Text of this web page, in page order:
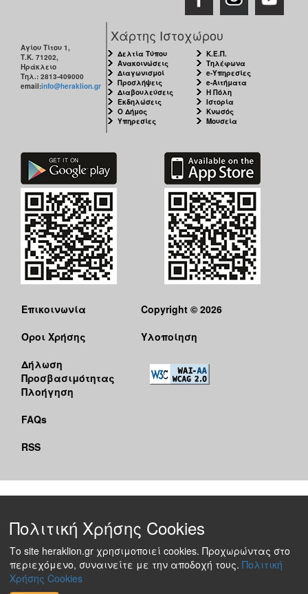
Αγίου Τίτου 1,
Τ.Κ. 71202,
Ηράκλειο
Τηλ.: 2813-409000
email:info@heraklion.gr
Χάρτης Ιστοχώρου
Δελτία Τύπου
Ανακοινώσεις
Διαγωνισμοί
Προσλήψεις
Διαβουλεύσεις
Εκδηλώσεις
Ο Δήμος
Υπηρεσίες
Κ.Ε.Π.
Τηλέφωνα
e-Υπηρεσίες
e-Αιτήματα
Η Πόλη
Ιστορία
Κνωσός
Μουσεία
Επικοινωνία
Όροι Χρήσης
Δήλωση
Προσβασιμότητας
Πλοήγηση
FAQs
RSS
Copyright © 2026
Υλοποίηση
Πολιτική Χρήσης Cookies
Το site heraklion.gr χρησιμοποιεί cookies. Προχωρώντας στο
περιεχόμενο, συναινείτε με την αποδοχή τους. Πολιτική
Χρήσης Cookies